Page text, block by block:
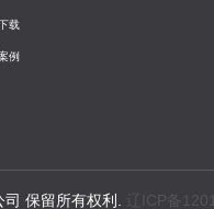
载
例
保留所有权利. 辽ICP备